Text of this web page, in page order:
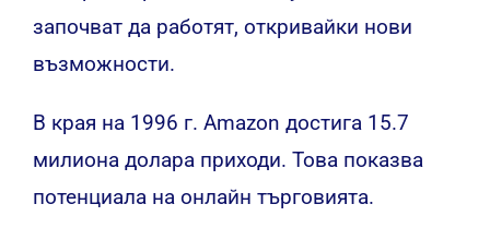
започват да работят, откривайки нови
възможности.
В края на 1996 г. Amazon достига 15.7
милиона долара приходи. Това показва
потенциала на онлайн търговията.